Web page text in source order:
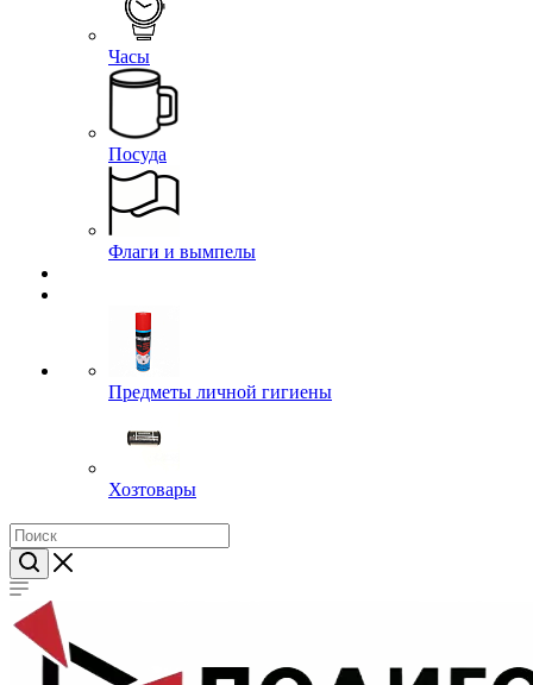
Часы
Посуда
Флаги и вымпелы
Предметы личной гигиены
Хозтовары